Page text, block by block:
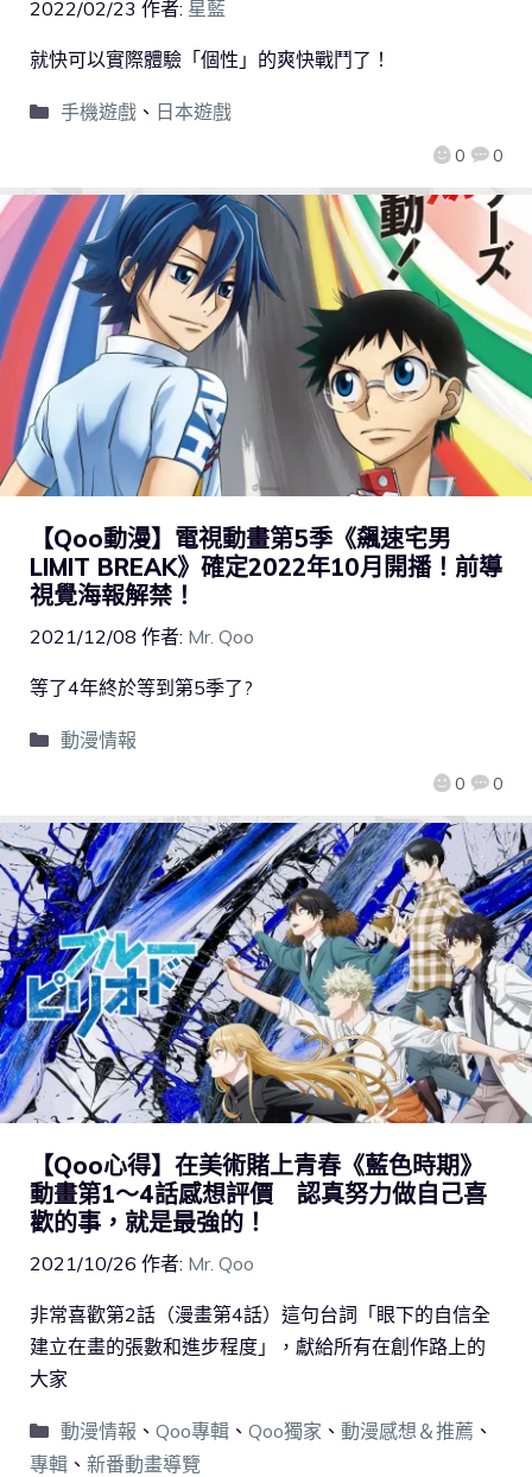
2022/02/23 作者: 星藍
0 0
就快可以實際體驗「個性」的爽快戰鬥了！
手機遊戲、 日本遊戲
【Qoo動漫】電視動畫第5季《飆速宅男
LIMIT BREAK》確定2022年10月開播！前導
視覺海報解禁！
2021/12/08 作者: Mr. Qoo
0 0
等了4年終於等到第5季了?
動漫情報
【Qoo心得】在美術賭上青春《藍色時期》
動畫第1～4話感想評價 認真努力做自己喜
歡的事，就是最強的！
2021/10/26 作者: Mr. Qoo
非常喜歡第2話（漫畫第4話）這句台詞「眼下的自信全
建立在畫的張數和進步程度」，獻給所有在創作路上的
大家
動漫情報 、 Qoo專輯、 Qoo獨家 、 動漫感想＆推薦 、
專輯 、 新番動畫導覽